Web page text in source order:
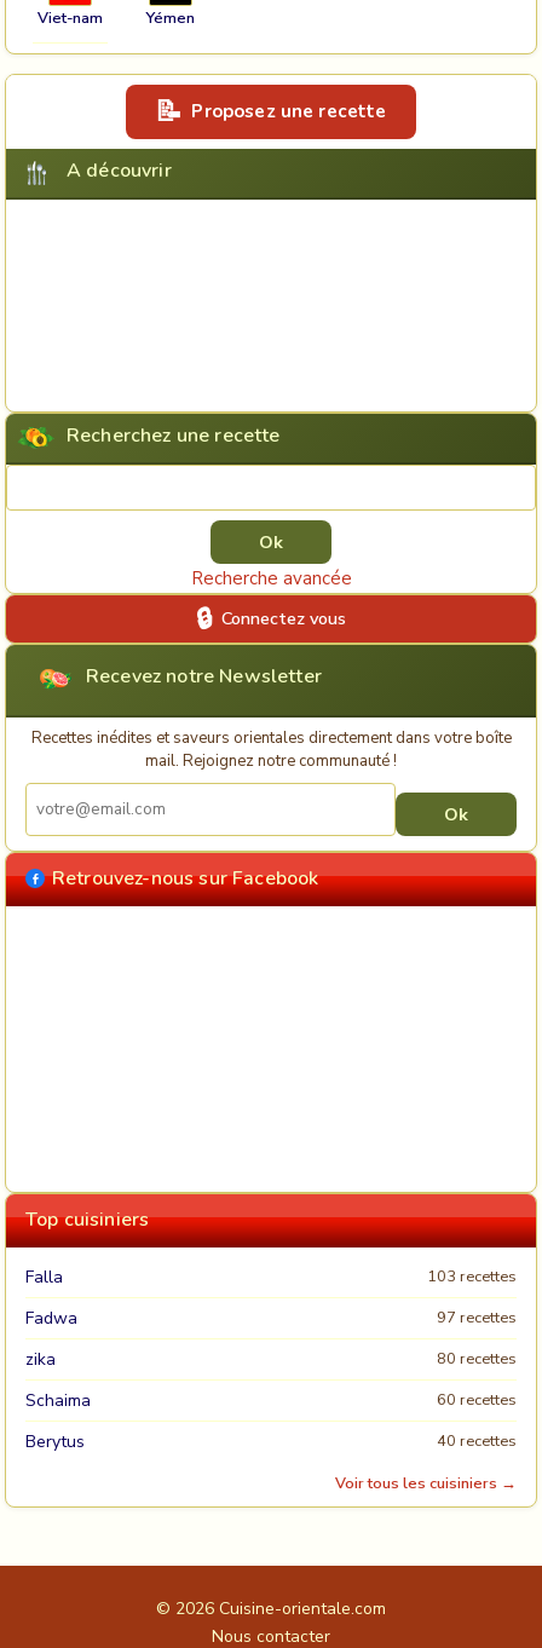
Viet-nam Yémen
Proposez une recette
A découvrir
Recherchez une recette
Recherche avancée
Connectez vous
Recevez notre Newsletter
Recettes inédites et saveurs orientales directement dans votre boîte
mail. Rejoignez notre communauté !
Retrouvez-nous sur Facebook
Top cuisiniers
Falla 103 recettes
Fadwa 97 recettes
zika 80 recettes
Schaima 60 recettes
Berytus
40 recettes
Voir tous les cuisiniers →
© 2026 Cuisine-orientale.com
Nous contacter